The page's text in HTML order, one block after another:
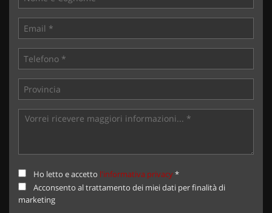
Ho letto e accetto l'informativa privacy*
Acconsento al trattamento dei miei dati per finalità di
marketing